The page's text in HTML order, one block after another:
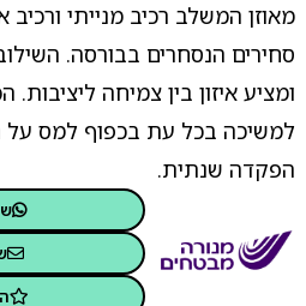
מאוזן המשלב רכיב מנייתי
סחירים הנסחרים בבורסה.
ומציע איזון בין צמיחה ליציבות.
למשיכה בכל עת בכפוף למס על
הפקדה שנתית.